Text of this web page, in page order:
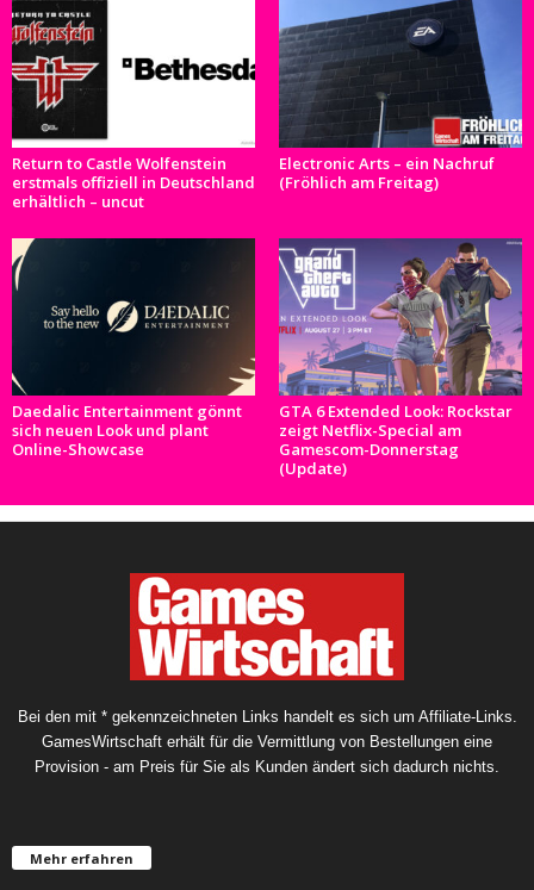
Return to Castle Wolfenstein
erstmals offiziell in Deutschland
erhältlich – uncut
Electronic Arts – ein Nachruf
(Fröhlich am Freitag)
Daedalic Entertainment gönnt
sich neuen Look und plant
Online-Showcase
GTA 6 Extended Look: Rockstar
zeigt Netflix-Special am
Gamescom-Donnerstag
(Update)
Bei den mit * gekennzeichneten Links handelt es sich um Affiliate-Links.
GamesWirtschaft erhält für die Vermittlung von Bestellungen eine
Provision - am Preis für Sie als Kunden ändert sich dadurch nichts.
Mehr erfahren